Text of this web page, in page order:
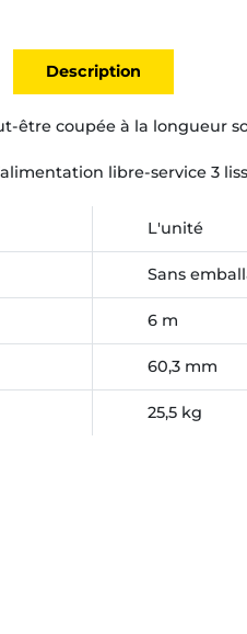
Description
être coupée à la longueur
libre-service 3
L'unité
Sans
6 m
60,3 mm
25,5 kg